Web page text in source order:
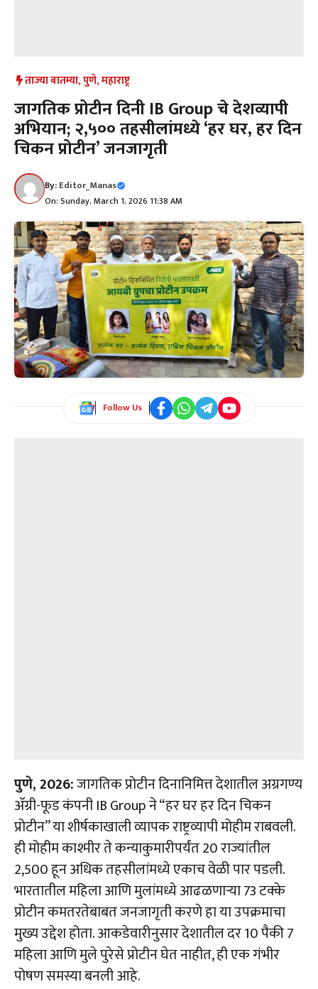
ताज्या बातम्या,पुणे,महाराष्ट्र
जागतिक प्रोटीन दिनी IB Group चे देशव्यापी
अभियान; २,५०० तहसीलांमध्ये ‘हर घर, हर दिन
चिकन प्रोटीन’ जनजागृती
By:Editor_Manas
On: Sunday, March 1, 2026 11:38 AM
Follow Us
पुणे, 2026:जागतिक प्रोटीन दिनानिमित्त देशातील अग्रगण्य
अ‍ॅग्री-फूड कंपनी IB Group ने “हर घर हर दिन चिकन
प्रोटीन” या शीर्षकाखाली व्यापक राष्ट्रव्यापी मोहीम राबवली.
ही मोहीम काश्मीर ते कन्याकुमारीपर्यंत 20 राज्यांतील
2,500 हून अधिक तहसीलांमध्ये एकाच वेळी पार पडली.
भारतातील महिला आणि मुलांमध्ये आढळणाऱ्या 73 टक्के
प्रोटीन कमतरतेबाबत जनजागृती करणे हा या उपक्रमाचा
मुख्य उद्देश होता. आकडेवारीनुसार देशातील दर 10 पैकी 7
महिला आणि मुले पुरेसे प्रोटीन घेत नाहीत, ही एक गंभीर
पोषण समस्या बनली आहे.